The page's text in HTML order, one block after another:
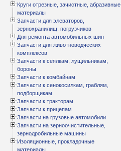
Круги отрезные, зачистные, абразивные
материалы
Запчасти для элеваторов,
зернохранилищ, погрузчиков
Для ремонта автомобильных шин
Запчасти для животноводческих
комплексов
Запчасти к сеялкам, лущильникам,
бороны
Запчасти к комбайнам
Запчасти к сенокосилкам, граблям,
подборщикам
Запчасти к тракторам
Запчасти к прицепам
Запчасти на грузовые автомобили
Запчасти на зерноочистительные,
зернодробильные машины
Изоляционные, прокладочные
материалы